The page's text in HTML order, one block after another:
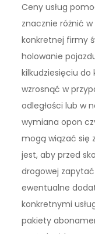
Ceny usług
znacznie różnić
konkretnej firmy
holowanie
kilkudziesięciu
wzrosnąć w
odległości lub w
wymiana opon
mogą wiązać się
jest, aby przed
drogowej
ewentualne
konkretnymi
pakiety